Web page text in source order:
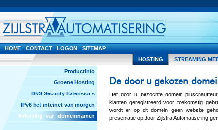
HOME CONTACT LOGON
SITEMAP
HOSTING
STREAMING
Productinfo
Groene Hosting
DNS Security Extensions
IPv6 het internet van morgen
Verkoping van domeinnamen
De door u gekozen
Het door u bezochte domein
klanten geregistreerd voor toekomstig
wordt er op dit domein geen website
presentatie op door Zijlstra Automatisering